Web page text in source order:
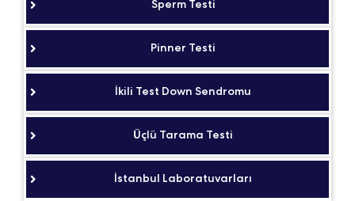
Sperm Testi
Pinner Testi
İkili Test Down Sendromu
Üçlü Tarama Testi
İstanbul Laboratuvarları